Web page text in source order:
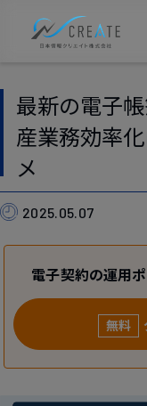
最新の電子
産業務効率
メ
2025.05.07
電子契約の運用
無料